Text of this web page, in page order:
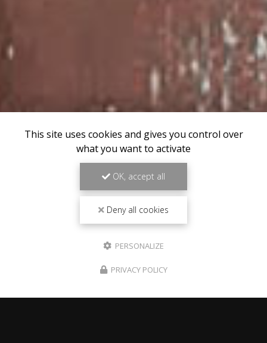
This site uses cookies and gives you control over
what you want to activate
OK, accept all
Deny all cookies
PERSONALIZE
PRIVACY POLICY